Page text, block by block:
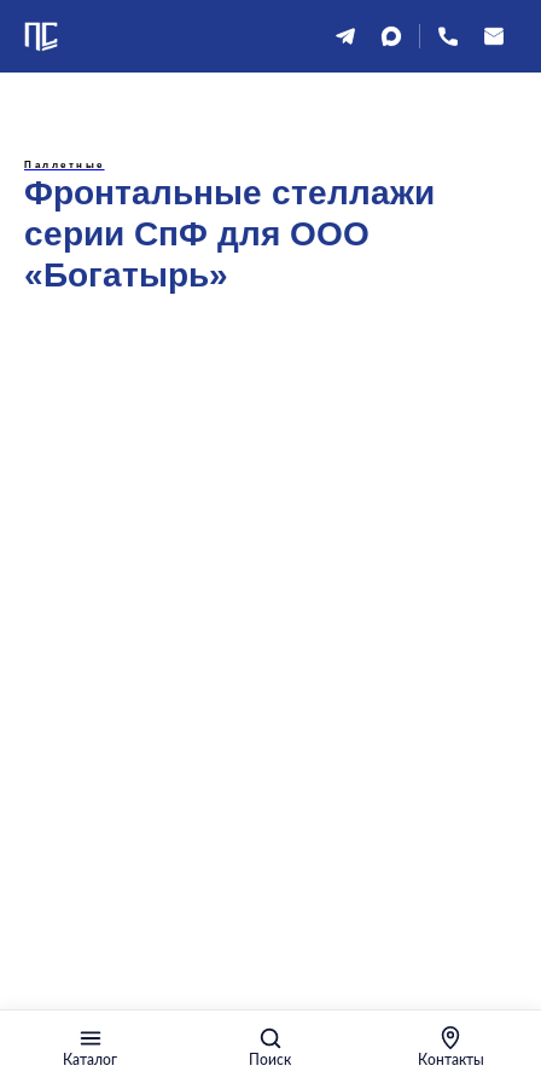
Каталог Поиск Контакты
Паллетные
Фронтальные стеллажи
серии СпФ для ООО
«Богатырь»